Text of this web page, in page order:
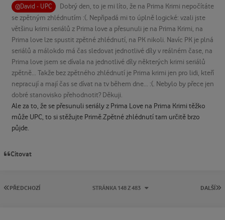
@David - UPC
Dobrý den, to je mi líto, že na Prima Krimi nepočítáte
se zpětným zhlédnutím :(. Nepřipadá mi to úplně logické: vzali jste
většinu krimi seriálů z Prima love a přesunuli je na Prima Krimi, na
Prima love lze spustit zpětné zhlédnutí, na PK nikoli. Navíc PK je plná
seriálů a málokdo má čas sledovat jednotlivé díly v reálném čase, na
Prima love jsem se dívala na jednotlivé díly některých krimi seriálů
zpětně... Takže bez zpětného zhlédnutí je Prima krimi jen pro lidi, kteří
nepracují a mají čas se dívat na tv během dne... :(. Nebylo by přece jen
dobré stanovisko přehodnotit? Děkuji.
Ale za to, že se přesunuli seriály z Prima Love na Prima Krimi těžko
může UPC, to si stěžujte Primě.Zpětné zhlédnutí tam určitě brzo
půjde.
Citovat
PRVNÍ STRÁNKA
PŘEDCHOZÍ DALŠÍ
STRÁNKA 148 Z 483